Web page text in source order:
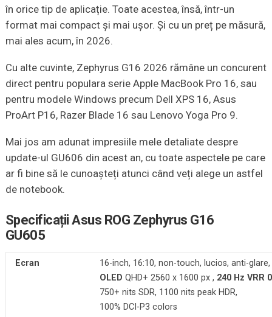
în orice tip de aplicație. Toate acestea, însă, într-un
format mai compact și mai ușor. Și cu un preț pe măsură,
mai ales acum, în 2026.
Cu alte cuvinte, Zephyrus G16 2026 rămâne un concurent
direct pentru populara serie Apple MacBook Pro 16, sau
pentru modele Windows precum Dell XPS 16, Asus
ProArt P16, Razer Blade 16 sau Lenovo Yoga Pro 9.
Mai jos am adunat impresiile mele detaliate despre
update-ul GU606 din acest an, cu toate aspectele pe care
ar fi bine să le cunoașteți atunci când veți alege un astfel
de notebook.
Specificații Asus ROG Zephyrus G16
GU605
Ecran
16-inch, 16:10, non-touch, lucios, anti-glare,
OLED QHD+ 2560 x 1600 px , 240 Hz VRR
750+ nits SDR, 1100 nits peak HDR,
100% DCI-P3 colors